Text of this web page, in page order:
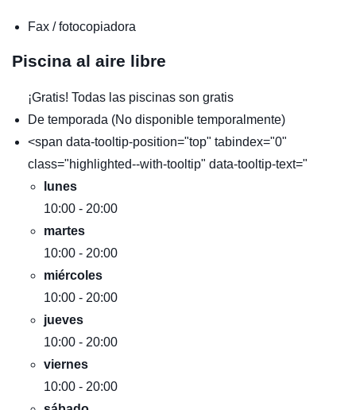
Fax / fotocopiadora
Piscina al aire libre
¡Gratis! Todas las piscinas son gratis
De temporada (No disponible temporalmente)
<span data-tooltip-position="top" tabindex="0"
class="highlighted--with-tooltip" data-tooltip-text="
lunes
10:00 - 20:00
martes
10:00 - 20:00
miércoles
10:00 - 20:00
jueves
10:00 - 20:00
viernes
10:00 - 20:00